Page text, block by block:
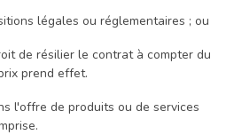
légales ou réglementaires ; ou
de résilier le contrat à compter du
prend effet.
l'offre de produits ou de services